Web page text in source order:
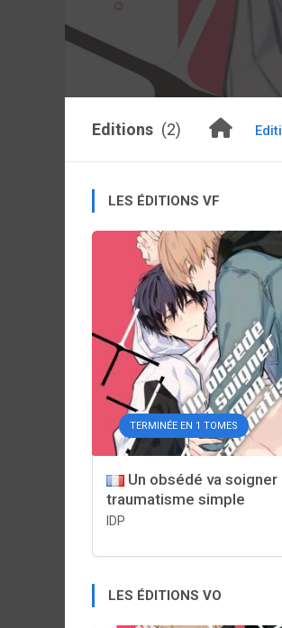
Editions (2)
LES ÉDITIONS VF
TERMINÉE EN 1 TOMES
Un obsédé va soigner
traumatisme simple
IDP
LES ÉDITIONS VO